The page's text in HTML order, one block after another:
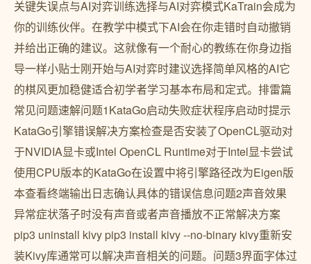
关键失误点与AI对弈训练选择与AI对弈模式KaTrain会成为
你的训练伙伴。在教学中模式下AI会在你走错时自动撤销
并给出正确的建议。这就像有一个耐心的教练在你身边指
导一样小贴士刚开始与AI对弈时建议选择简单风格的AI它
的棋风更加稳健适合初学者学习基本布局和定式。排雷篇
常见问题速解问题1KataGo启动失败症状程序启动时提示
KataGo引擎错误解决方案检查是否安装了OpenCL驱动对
于NVIDIA显卡或Intel OpenCL Runtime对于Intel显卡尝试
使用CPU版本的KataGo在设置中将引擎路径改为Eigen版
本查看终端输出日志确认具体的错误信息问题2声音效果
异常症状落子时没有声音或者声音播放不正常解决方案
pip3 uninstall kivy pip3 install kivy --no-binary kivy重新安
装Kivy库通常可以解决声音相关的问题。问题3界面字体过